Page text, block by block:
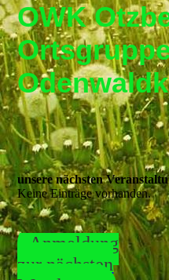
OWK
unsere nächsten
Keine Einträge vorhanden.
Anmeldung
zur nächsten